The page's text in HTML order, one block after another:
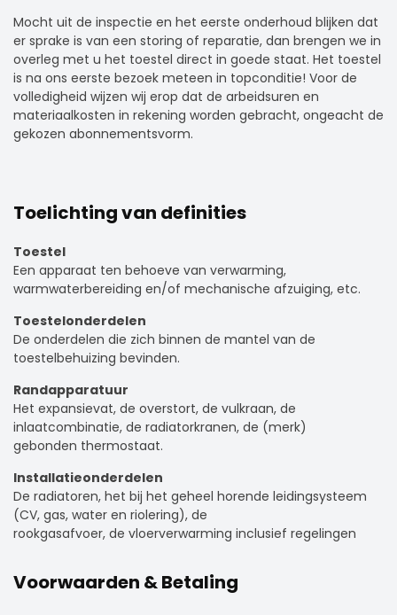
Mocht uit de inspectie en het eerste onderhoud blijken dat
er sprake is van een storing of reparatie, dan brengen we in
overleg met u het toestel direct in goede staat. Het toestel
is na ons eerste bezoek meteen in topconditie! Voor de
volledigheid wijzen wij erop dat de arbeidsuren en
materiaalkosten in rekening worden gebracht, ongeacht de
gekozen abonnementsvorm.
Toelichting van definities
Toestel
Een apparaat ten behoeve van verwarming,
warmwaterbereiding en/of mechanische afzuiging, etc.
Toestelonderdelen
De onderdelen die zich binnen de mantel van de
toestelbehuizing bevinden.
Randapparatuur
Het expansievat, de overstort, de vulkraan, de
inlaatcombinatie, de radiatorkranen, de (merk)
gebonden thermostaat.
Installatieonderdelen
De radiatoren, het bij het geheel horende leidingsysteem
(CV, gas, water en riolering), de
rookgasafvoer, de vloerverwarming inclusief regelingen
Voorwaarden & Betaling